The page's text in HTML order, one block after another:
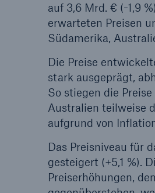
auf 3,6 Mrd. € (-1,9
erwarteten Preisen
Südamerika,
Die Preise
stark ausgeprägt,
So stiegen die
Australien teilweise
aufgrund von
Das Preisniveau für
gesteigert (+5,1 %).
Preiserhöhungen,